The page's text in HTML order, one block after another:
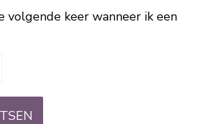
volgende keer wanneer ik een